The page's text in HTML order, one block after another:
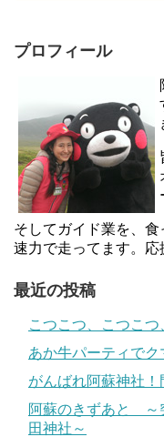
プロフィール
そしてガイド業を、
速力で走ってます。応
最近の投稿
こつこつ、こつこ
あか牛パーティで
がんばれ阿蘇神社
阿蘇のきずあと ～
田神社～